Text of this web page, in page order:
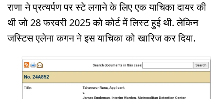
राणा ने प्रत्यर्पण पर स्टे लगाने के लिए एक याचिका दायर की
थी जो 28 फरवरी 2025 को कोर्ट में लिस्ट हुई थी. लेकिन
जस्टिस एलेना कगन ने इस याचिका को खारिज कर दिया.